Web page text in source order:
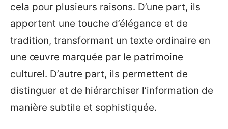
cela pour plusieurs raisons. D’une part, ils
apportent une touche d’élégance et de
tradition, transformant un texte ordinaire en
une œuvre marquée par le patrimoine
culturel. D’autre part, ils permettent de
distinguer et de hiérarchiser l’information de
manière subtile et sophistiquée.